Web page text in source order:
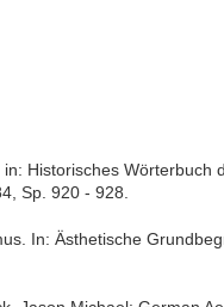
Historisches Wörterbuch
Sp. 920 - 928.
In: Ästhetische